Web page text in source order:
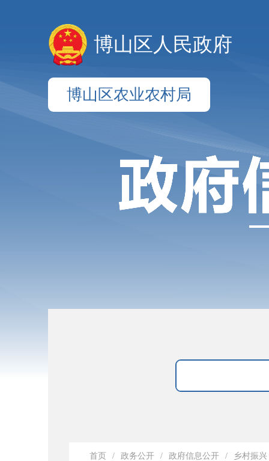
博山区人民政府
博山区农业农村局
首页 / 政务公开 / 政府信息公开 / 乡村振兴